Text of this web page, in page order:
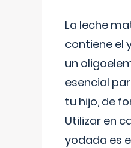
La leche
contiene el
un
esencial
tu hijo, de
Utilizar en
yodada es